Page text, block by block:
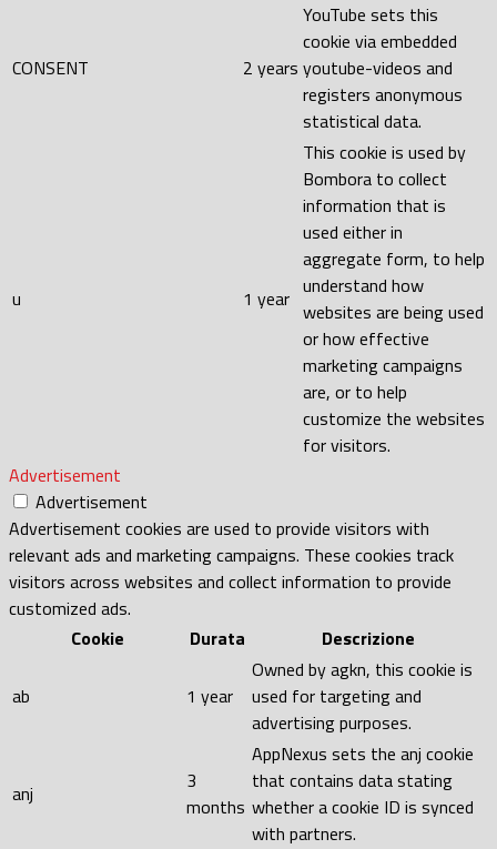
CONSENT 2 years
YouTube sets this
cookie via embedded
youtube-videos and
registers anonymous
statistical data.
u 1 year
This cookie is used by
Bombora to collect
information that is
used either in
aggregate form, to help
understand how
websites are being used
or how effective
marketing campaigns
are, or to help
customize the websites
for visitors.
Advertisement
Advertisement
Advertisement cookies are used to provide visitors with
relevant ads and marketing campaigns. These cookies track
visitors across websites and collect information to provide
customized ads.
Cookie
Durata Descrizione
ab 1 year
Owned by agkn, this cookie is
used for targeting and
advertising purposes.
anj
3
months
AppNexus sets the anj cookie
that contains data stating
whether a cookie ID is synced
with partners.